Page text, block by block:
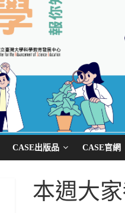
CASE出版品 CASE官網
本週大